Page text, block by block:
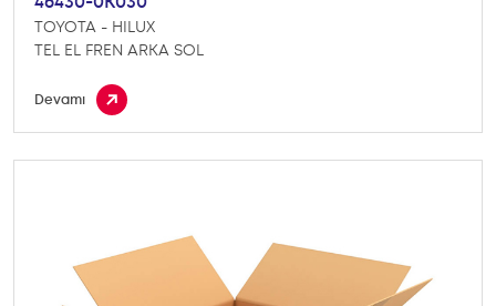
TOYOTA - HILUX
TEL EL FREN ARKA SOL
Devamı